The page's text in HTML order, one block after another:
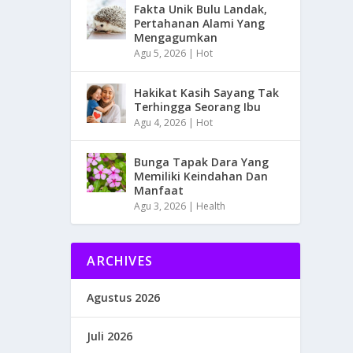
Fakta Unik Bulu Landak,
Pertahanan Alami Yang
Mengagumkan
Agu 5, 2026 | Hot
Hakikat Kasih Sayang Tak
Terhingga Seorang Ibu
Agu 4, 2026 | Hot
Bunga Tapak Dara Yang
Memiliki Keindahan Dan
Manfaat
Agu 3, 2026 | Health
ARCHIVES
Agustus 2026
Juli 2026